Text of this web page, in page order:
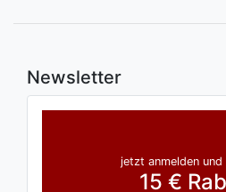
Newsletter
jetzt anmelden
15 €